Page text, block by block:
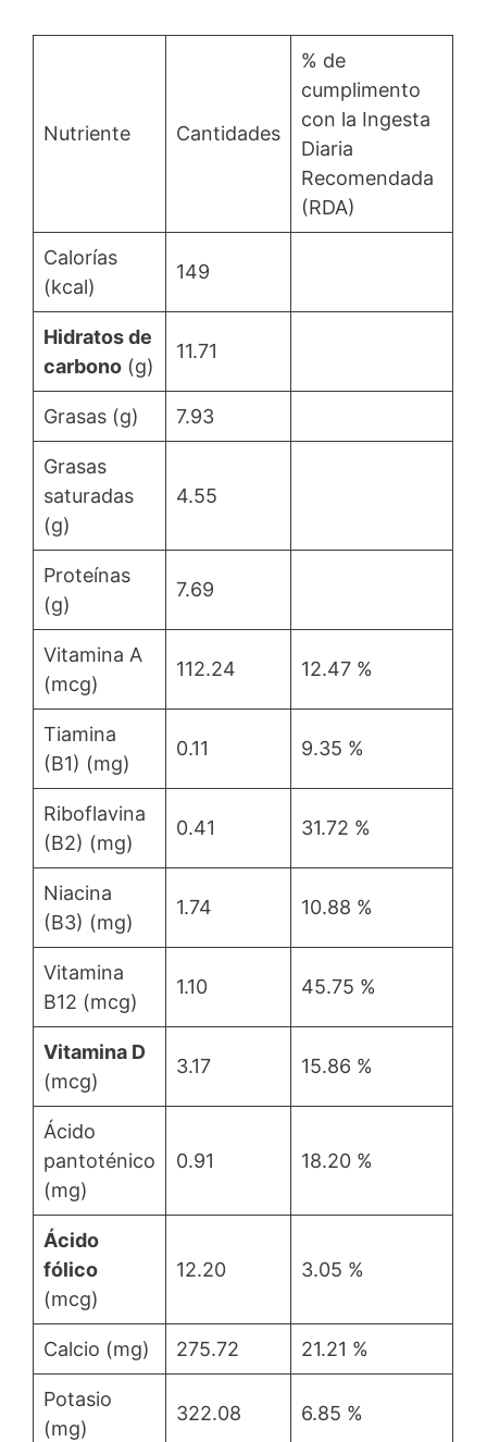
Nutriente Cantidades
% de
cumplimento
con la Ingesta
Diaria
Recomendada
(RDA)
Calorías
(kcal)
149
Hidratos de
carbono (g)
11.71
Grasas (g) 7.93
Grasas
saturadas
(g)
4.55
Proteínas
(g)
7.69
Vitamina A
(mcg)
112.24 12.47 %
Tiamina
(B1) (mg)
0.11 9.35 %
Riboflavina
(B2) (mg)
0.41 31.72 %
Niacina
(B3) (mg)
1.74 10.88 %
Vitamina
B12 (mcg)
1.10 45.75 %
Vitamina D
(mcg)
3.17 15.86 %
Ácido
pantoténico
(mg)
0.91 18.20 %
Ácido
fólico
(mcg)
12.20 3.05 %
Calcio (mg) 275.72 21.21 %
Potasio
(mg)
322.08 6.85 %